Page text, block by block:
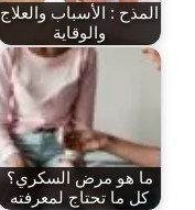
المذح : الأسباب والعلاج
والوقاية
ما هو مرض السكري؟
كل ما تحتاج لمعرفته